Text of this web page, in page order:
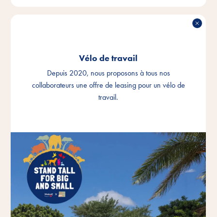
Vélo de travail
Depuis 2020, nous proposons à tous nos
collaborateurs une offre de leasing pour un vélo de
travail.